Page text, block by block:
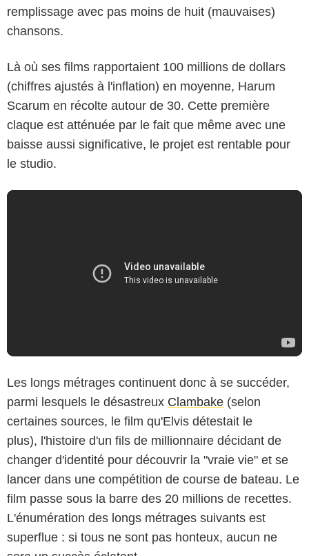
remplissage avec pas moins de huit (mauvaises)
chansons.
Là où ses films rapportaient 100 millions de dollars
(chiffres ajustés à l'inflation) en moyenne, Harum
Scarum en récolte autour de 30. Cette première
claque est atténuée par le fait que même avec une
baisse aussi significative, le projet est rentable pour
le studio.
Les longs métrages continuent donc à se succéder,
parmi lesquels le désastreux Clambake (selon
certaines sources, le film qu'Elvis détestait le
plus), l'histoire d'un fils de millionnaire décidant de
changer d'identité pour découvrir la "vraie vie" et se
lancer dans une compétition de course de bateau. Le
film passe sous la barre des 20 millions de recettes.
L'énumération des longs métrages suivants est
superflue : si tous ne sont pas honteux, aucun ne